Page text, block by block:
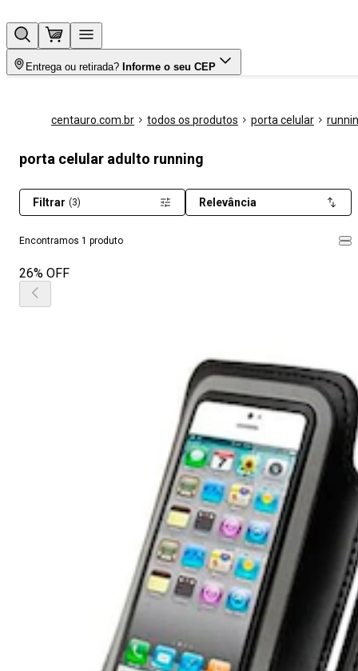
Entrega ou retirada? Informe o seu CEP
centauro.com.br todos os produtos porta celular
porta celular adulto running
Encontramos 1 produto
Filtrar (3) Relevância
26% OFF